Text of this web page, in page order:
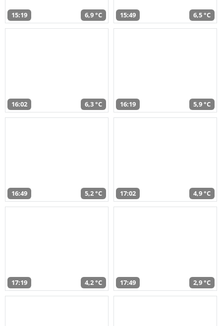
15:19 6,9 °C 15:49 6,5 °C
16:02 6,3 °C 16:19 5,9 °C
16:49 5,2 °C 17:02 4,9 °C
17:19 4,2 °C 17:49 2,9 °C